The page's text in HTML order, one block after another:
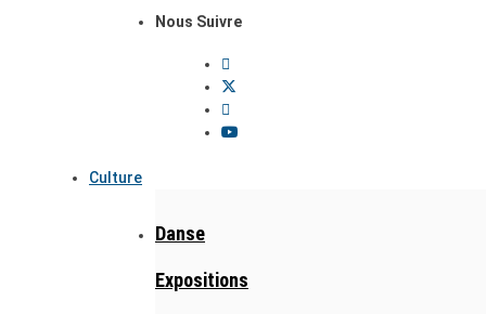
Nous Suivre
Culture
Danse
Expositions